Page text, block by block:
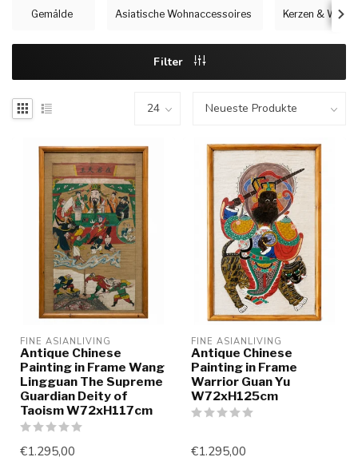
Gemälde Asiatische Wohnaccessoires Kerzen &
Filter
FINE ASIANLIVING
Antique Chinese
Painting in Frame Wang
Lingguan The Supreme
Guardian Deity of
Taoism W72xH117cm
€1.295,00
FINE ASIANLIVING
Antique Chinese
Painting in Frame
Warrior Guan Yu
W72xH125cm
€1.295,00